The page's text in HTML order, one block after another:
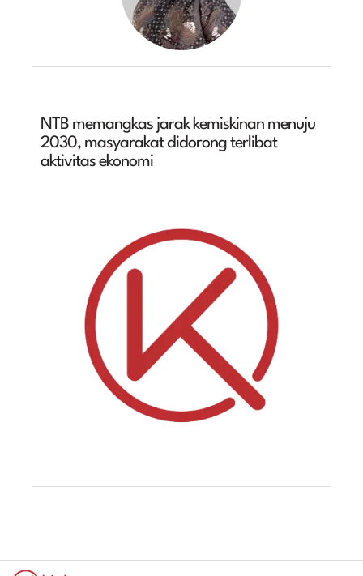
NTB memangkas jarak kemiskinan menuju
2030, masyarakat didorong terlibat
aktivitas ekonomi